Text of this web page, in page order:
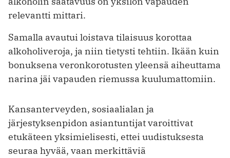
relevantti mittari.
Samalla avautui loistava tilaisuus korottaa
alkoholiveroja, ja niin tietysti tehtiin. Ikään kuin
bonuksena veronkorotusten yleensä aiheuttama
narina jäi vapauden riemussa kuulumattomiin.
Kansanterveyden, sosiaalialan ja
järjestyksenpidon asiantuntijat varoittivat
etukäteen yksimielisesti, ettei uudistuksesta
seuraa hyvää, vaan merkittäviä